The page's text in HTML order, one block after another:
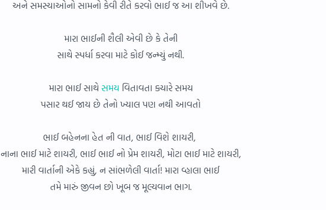
અને સમસ્યાઓનો સામનો કેવી રીતે કરવો ભાઈ જ આ શીખવે છે.
મારા ભાઈની શૈલી એવી છે કે તેની
સાથે સ્પર્ધા કરવા માટે કોઈ જન્મ્યું નથી.
મારા ભાઈ સાથે સમય વિતાવતા ક્યારે સમય
પસાર થઈ જાય છે તેનો ખ્યાલ પણ નથી આવતો
ભાઈ બહેનના હેત ની વાત, ભાઈ વિશે શાયરી,
નાના ભાઈ માટે શાયરી, ભાઈ ભાઈ નો પ્રેમ શાયરી, મોટા ભાઈ માટે શાયરી,
મારી વાર્તાની એકે કહ્યું, ન સાંભળેલી વાર્તા! મારા વ્હાલા ભાઈ
તમે મારું જીવન છો ખૂબ જ મૂલ્યવાન ભાગ.